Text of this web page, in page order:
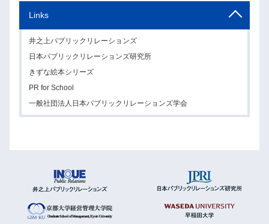
Links
井之上パブリックリレーションズ
日本パブリックリレーションズ研究所
きずな絵本シリーズ
PR for School
一般社団法人日本パブリックリレーションズ学会